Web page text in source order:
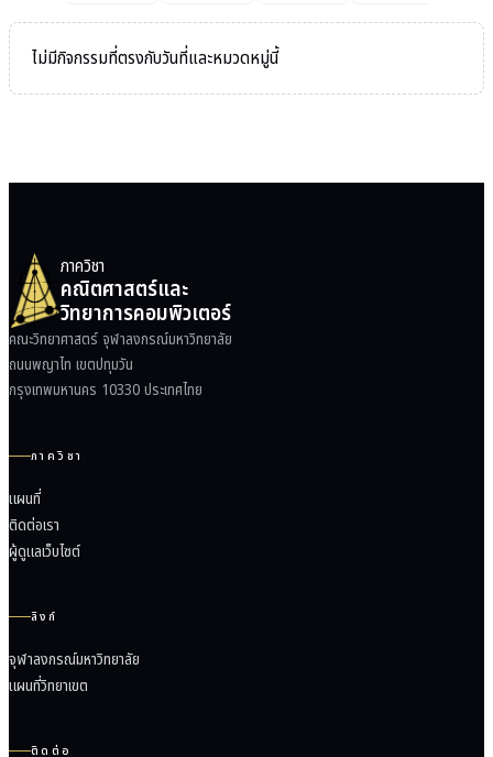
ไม่มีกิจกรรมที่ตรงกับวันที่และหมวดหมู่นี้
ภาควิชา
คณิตศาสตร์และ
วิทยาการคอมพิวเตอร์
คณะวิทยาศาสตร์ จุฬาลงกรณ์มหาวิทยาลัย
ถนนพญาไท เขตปทุมวัน
กรุงเทพมหานคร 10330 ประเทศไทย
ภาควิชา
แผนที่
ติดต่อเรา
ผู้ดูแลเว็บไซต์
ลิงก์
จุฬาลงกรณ์มหาวิทยาลัย
แผนที่วิทยาเขต
ติดต่อ